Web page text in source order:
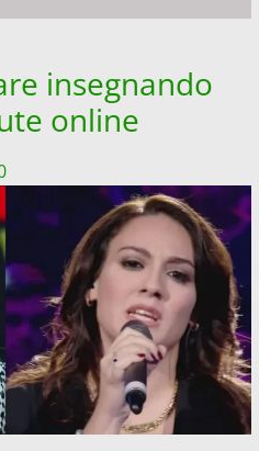
insegnando
online